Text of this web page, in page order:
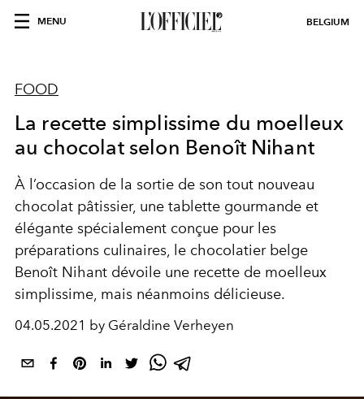
MENU BELGIUM
FOOD
La recette simplissime du moelleux
au chocolat selon Benoît Nihant
À l’occasion de la sortie de son tout nouveau
chocolat pâtissier, une tablette gourmande et
élégante spécialement conçue pour les
préparations culinaires, le chocolatier belge
Benoît Nihant dévoile une recette de moelleux
simplissime, mais néanmoins délicieuse.
04.05.2021 by Géraldine Verheyen